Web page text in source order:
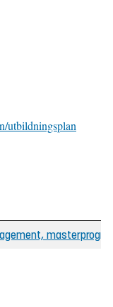
utbildningsplan